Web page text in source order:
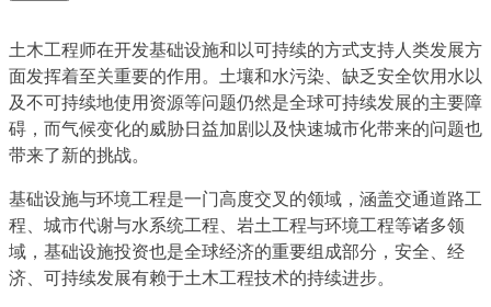
土木工程师在开发基础设施和以可持续的方式支持人类发展方
面发挥着至关重要的作用。土壤和水污染、缺乏安全饮用水以
及不可持续地使用资源等问题仍然是全球可持续发展的主要障
碍，而气候变化的威胁日益加剧以及快速城市化带来的问题也
带来了新的挑战。
基础设施与环境工程是一门高度交叉的领域，涵盖交通道路工
程、城市代谢与水系统工程、岩土工程与环境工程等诸多领
域，基础设施投资也是全球经济的重要组成部分，安全、经
济、可持续发展有赖于土木工程技术的持续进步。